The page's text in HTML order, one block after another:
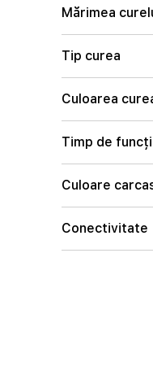
Mărimea
Tip curea
Culoarea
Timp de
Culoare
Conectivitate